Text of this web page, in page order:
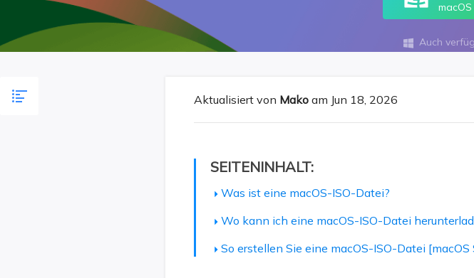
Weitere Wiederherstellungsprodukte
Professionelle
EDB-Datei wiederherstellen &
MS SQL-Datenbank
 Auch
Aktualisiert von Mako am Jun 18, 2026
SEITENINHALT:
Was ist eine macOS-ISO-Datei?
Wo kann ich eine macOS-ISO-Datei
So erstellen Sie eine macOS-ISO-Datei [macOS